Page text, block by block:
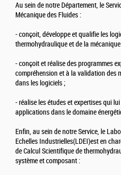
Au sein de notre Département, le
Mécanique des Fluides :
- conçoit, développe et qualifie les
thermohydraulique et de la
- conçoit et réalise des programmes
compréhension et à la validation des
dans les logiciels ;
- réalise les études et expertises qui
applications dans le domaine
Enfin, au sein de notre Service, le
Echelles Industrielles(LDEI)est en
de Calcul Scientifique de
système et composant :